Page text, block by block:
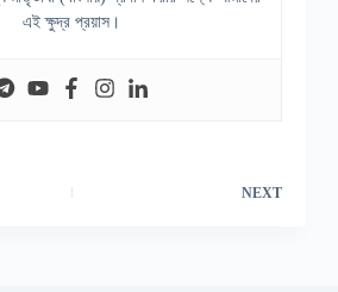
এই ক্ষুদ্র প্রয়াস।
NEXT